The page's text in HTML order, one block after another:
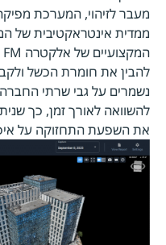
מעבר לזיהוי, המערכת
ממדית אינטראקטיבית של
להבין את חומרת הכשל
נשמרים על גבי שרתי החברה
להשוואה לאורך זמן, כך
את השפעת התחזוקה על